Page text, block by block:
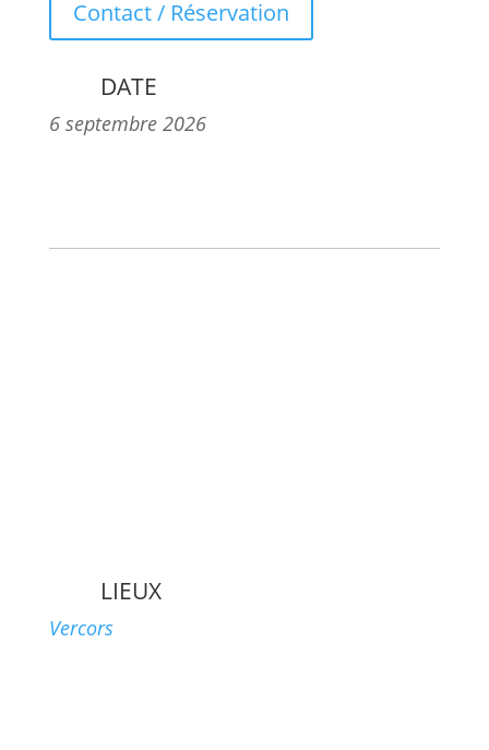
Contact / Réservation
DATE
6 septembre 2026
LIEUX
Vercors